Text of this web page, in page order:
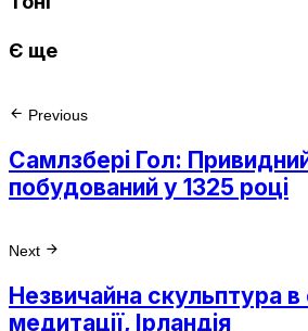
Є ще
Previous
Самлзбері Гол:
побудований у 1325 році
Next
Незвичайна скульптура
медитації, Ірландія